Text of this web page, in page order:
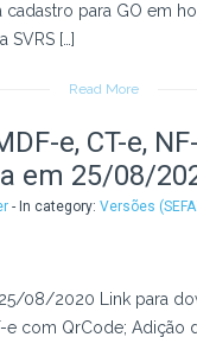
para GO em
[…]
Read More
e, CT-e,
em 25/08/
- In category: Versões
08/2020 Link para
e com QrCode; Adição